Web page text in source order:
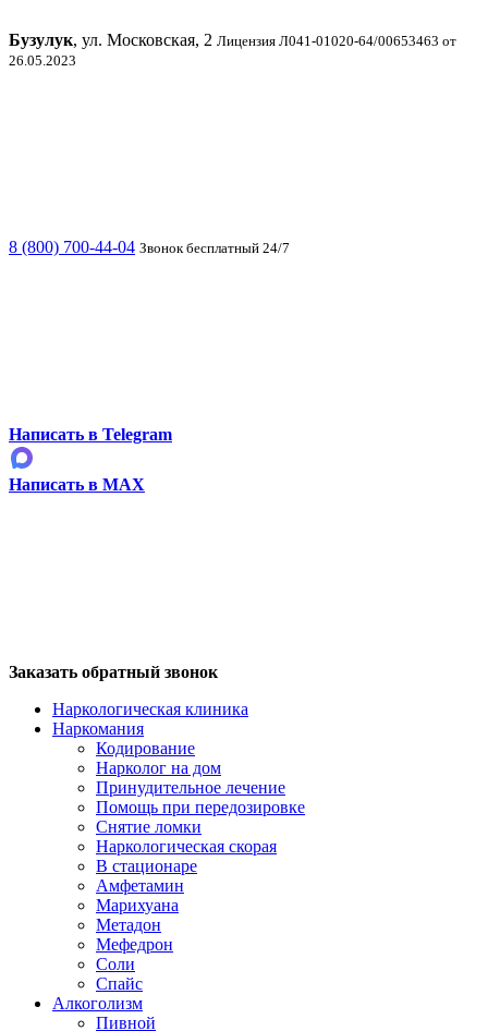
Бузулук, ул. Московская, 2 Лицензия Л041-01020-64/00653463 от
26.05.2023
8 (800) 700-44-04 Звонок бесплатный 24/7
Написать в Telegram
Написать в MAX
Заказать обратный звонок
Наркологическая клиника
Наркомания
Кодирование
Нарколог на дом
Принудительное лечение
Помощь при передозировке
Снятие ломки
Наркологическая скорая
В стационаре
Амфетамин
Марихуана
Метадон
Мефедрон
Соли
Спайс
Алкоголизм
Пивной